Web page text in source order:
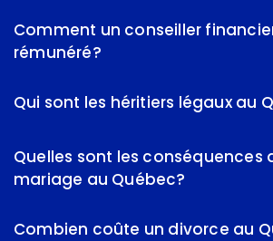
Comment un conseiller
rémunéré?
Qui sont les héritiers légaux au
Quelles sont les conséquences
mariage au Québec?
Combien coûte un divorce au